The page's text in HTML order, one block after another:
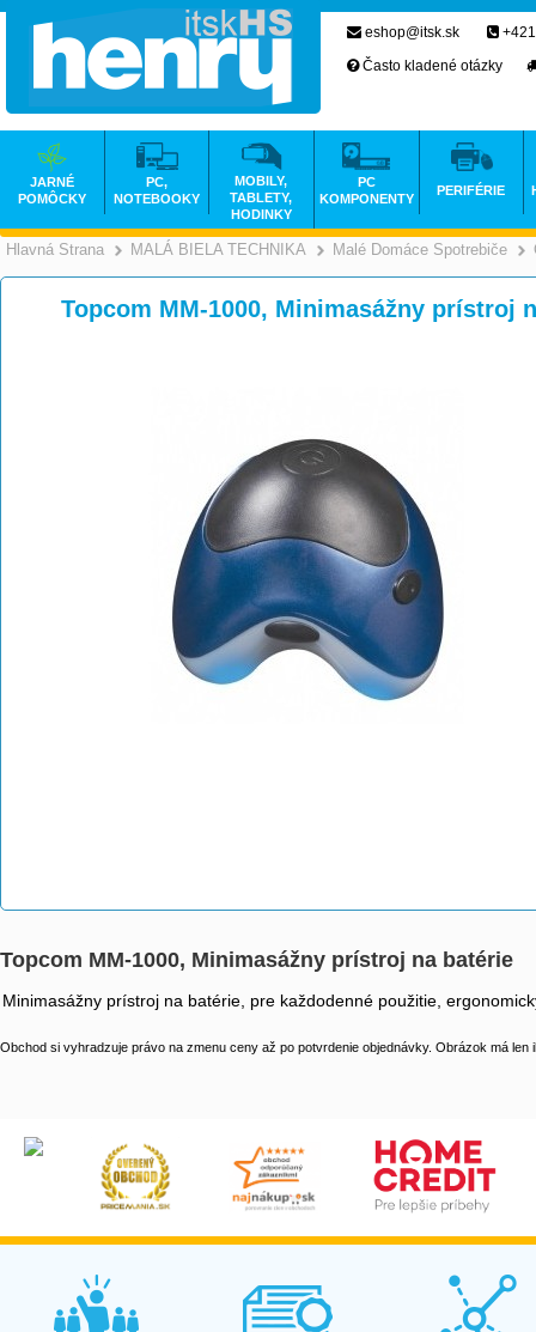
Hlavná Strana >
MALÁ BIELA TECHNIKA >
Malé Domáce Spotrebiče
Topcom MM-1000, Minimasážny prístroj
Topcom MM-1000, Minimasážny prístroj na batérie
Minimasážny prístroj na batérie, pre každodenné použitie,
Obchod si vyhradzuje právo na zmenu ceny až po potvrdenie objednávky. Obrázok má len
eshop@itsk.sk
Často kladené otázky
JARNÉ
POMÔCKY
PC,
NOTEBOOKY
MOBILY,
TABLETY,
HODINKY
PC
KOMPONENTY
PERIFÉRIE